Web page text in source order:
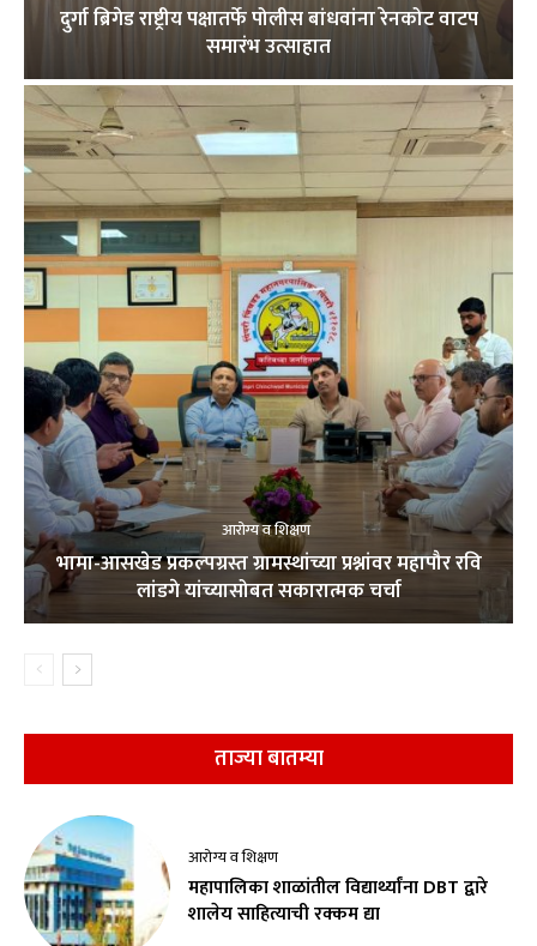
दुर्गा ब्रिगेड राष्ट्रीय पक्षातर्फे पोलीस बांधवांना रेनकोट वाटप
समारंभ उत्साहात
आरोग्य व शिक्षण
भामा-आसखेड प्रकल्पग्रस्त ग्रामस्थांच्या प्रश्नांवर महापौर रवि
लांडगे यांच्यासोबत सकारात्मक चर्चा
ताज्या बातम्या
आरोग्य व शिक्षण
महापालिका शाळांतील विद्यार्थ्यांना DBT द्वारे
शालेय साहित्याची रक्कम द्या